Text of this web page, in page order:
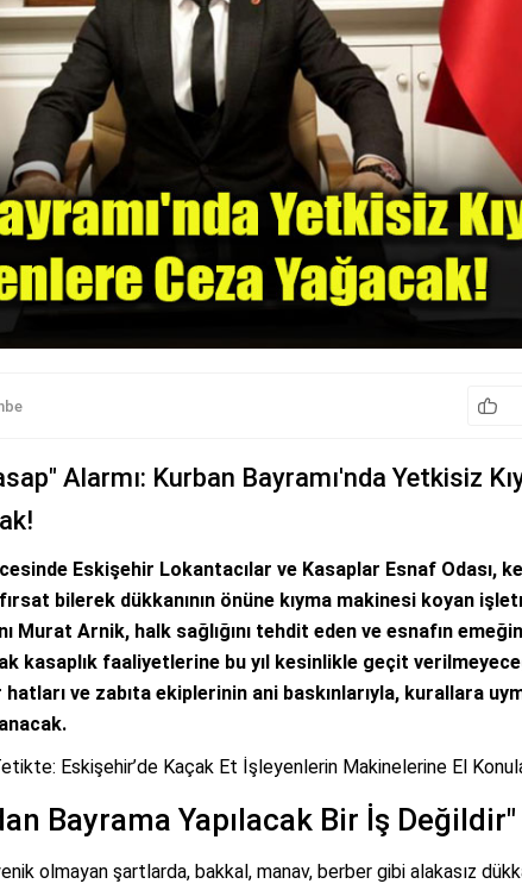
Alarmı: Kurban Bayramı'nda Yetkisiz
Eskişehir Lokantacılar ve Kasaplar Esnaf Odası,
fırsat bilerek dükkanının önüne kıyma makinesi koyan
Murat Arnik, halk sağlığını tehdit eden ve esnafın
kasaplık faaliyetlerine bu yıl kesinlikle geçit
ve zabıta ekiplerinin ani baskınlarıyla, kurallara
Eskişehir’de Kaçak Et İşleyenlerin Makinelerine El
Bayrama Yapılacak Bir İş Değildir"
olmayan şartlarda, bakkal, manav, berber gibi alakasız